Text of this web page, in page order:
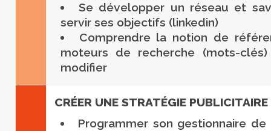
Se développer un réseau et
servir ses objectifs (linkedin)
Comprendre la notion de
moteurs de recherche (mots-
modifier
CRÉER UNE STRATÉGIE
Programmer son gestionnaire